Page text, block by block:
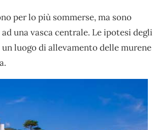
per lo più sommerse, ma sono
una vasca centrale. Le ipotesi degli
luogo di allevamento delle murene